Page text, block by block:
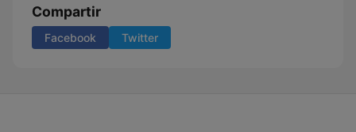
Compartir
Facebook Twitter